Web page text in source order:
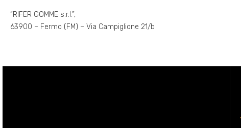
“RIFER GOMME s.r.l.”,
63900 – Fermo (FM) – Via Campiglione 21/b